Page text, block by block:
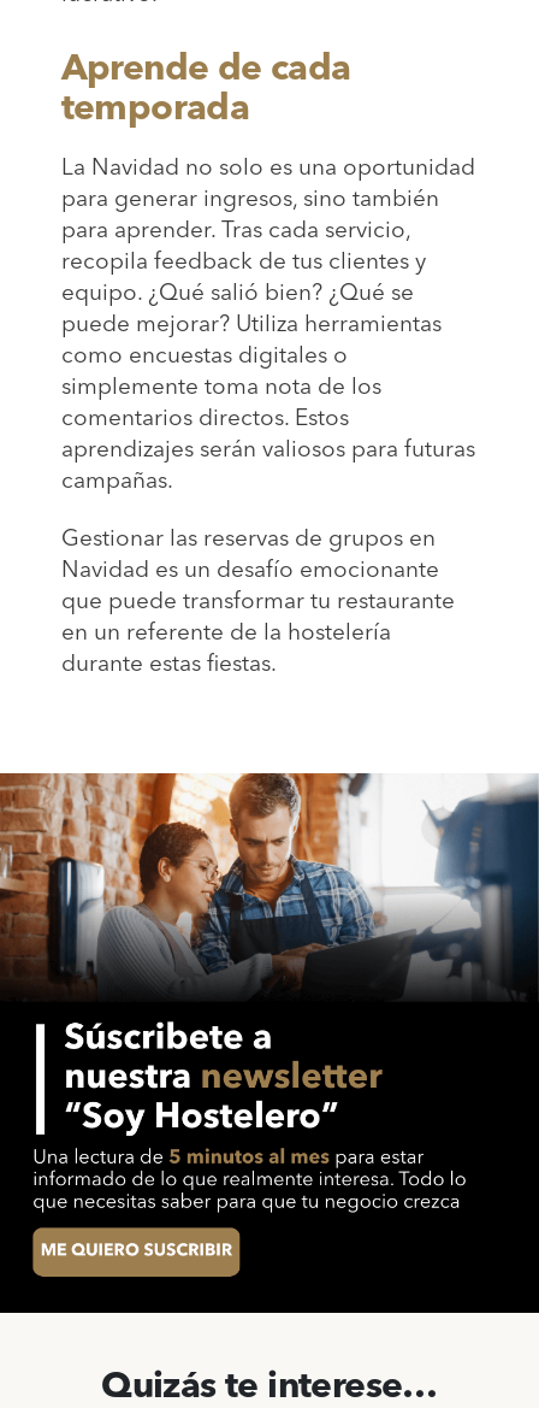
Aprende de cada
temporada
La Navidad no solo es una oportunidad
para generar ingresos, sino también
para aprender. Tras cada servicio,
recopila feedback de tus clientes y
equipo. ¿Qué salió bien? ¿Qué se
puede mejorar? Utiliza herramientas
como encuestas digitales o
simplemente toma nota de los
comentarios directos. Estos
aprendizajes serán valiosos para futuras
campañas.
Gestionar las reservas de grupos en
Navidad es un desafío emocionante
que puede transformar tu restaurante
en un referente de la hostelería
durante estas fiestas.
Quizás te interese…